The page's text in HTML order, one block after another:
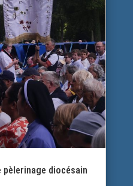
pèlerinage diocésain